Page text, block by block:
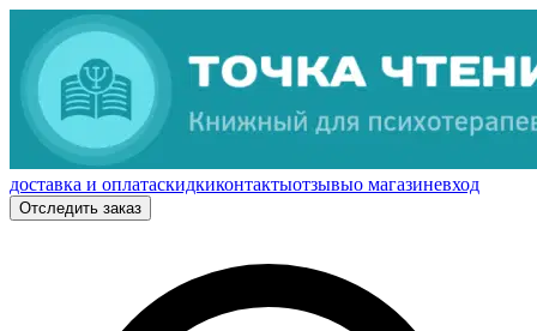
доставка и оплатаскидкиконтактыотзывыо магазиневход
Отследить заказ